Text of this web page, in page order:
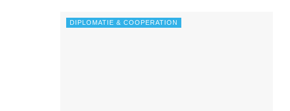
DIPLOMATIE & COOPERATION